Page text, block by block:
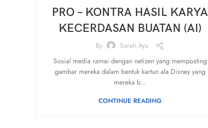
PRO – KONTRA HASIL KARYA
KECERDASAN BUATAN (AI)
By
Sarah Ayu
Sosial media ramai dengan netizen yang memposting
gambar mereka dalam bentuk kartun ala Disney yang
mereka b...
CONTINUE READING